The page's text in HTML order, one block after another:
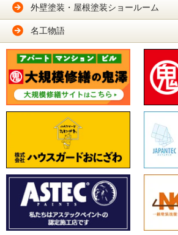
外壁塗装・屋根塗装ショールーム
名工物語